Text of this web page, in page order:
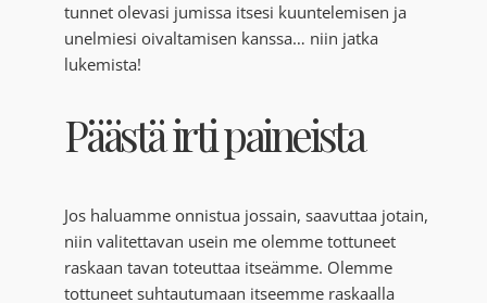
tunnet olevasi jumissa itsesi kuuntelemisen ja
unelmiesi oivaltamisen kanssa… niin jatka
lukemista!
Päästä irti paineista
Jos haluamme onnistua jossain, saavuttaa jotain,
niin valitettavan usein me olemme tottuneet
raskaan tavan toteuttaa itseämme. Olemme
tottuneet suhtautumaan itseemme raskaalla